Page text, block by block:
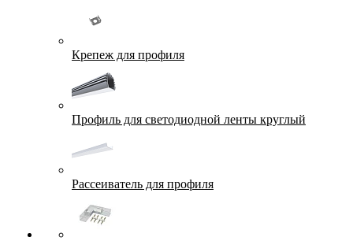
Крепеж для профиля
Профиль для светодиодной ленты круглый
Рассеиватель для профиля